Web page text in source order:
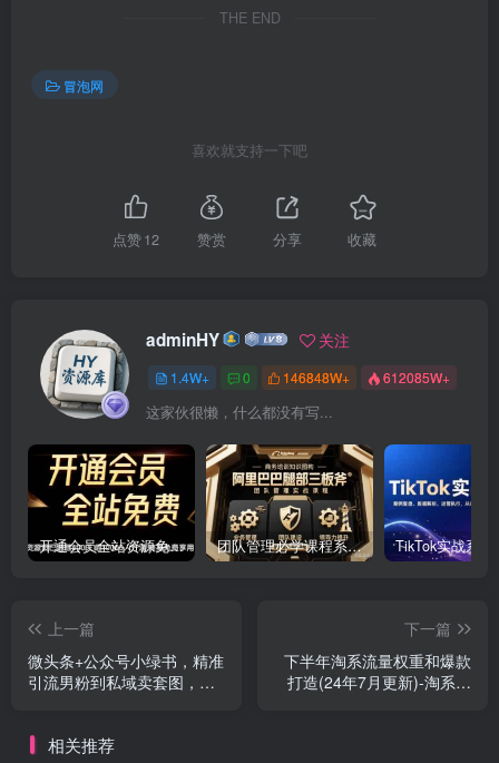
THE END
冒泡网
喜欢就支持一下吧
点赞12 赞赏 分享 收藏
adminHY 关注
1.4W+ 0 146848W+ 612085W+
这家伙很懒，什么都没有写...
开通会员全站资源免费下载 开通VIP会员 HY资源库 团队管理必学课程系列，阿里巴巴“腿部三板斧”
上一篇
微头条+公众号小绿书，精准
引流男粉到私域卖套图，无
下一篇
下半年淘系流量权重和爆款
打造(24年7月更新)-淘系电
相关推荐